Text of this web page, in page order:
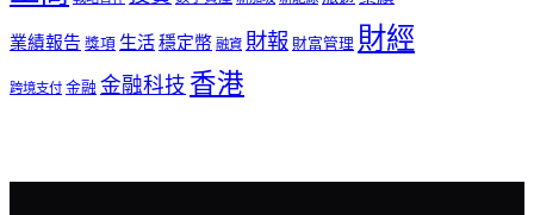
業績報告 獎項生活穩定幣融資 財報 財富管理 財經
跨境支付金融 金融科技 香港